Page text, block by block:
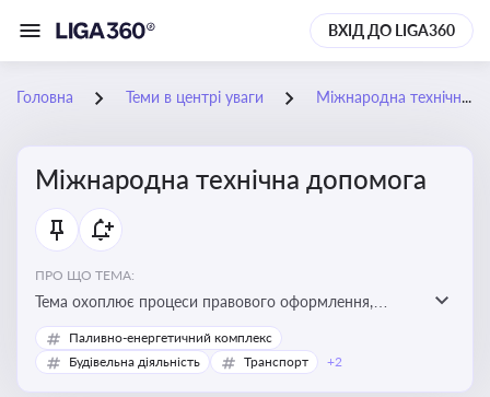
ВХІД ДО LIGA360
Головна Теми в центрі уваги Міжнародна технічна допомога
Міжнародна технічна допомога
ПРО ЩО ТЕМА:
Тема охоплює процеси правового оформлення,
адміністрування і контролю технічної допомоги, що
надається Україні з-за кордону, і є критично
Паливно-енергетичний комплекс
Будівельна діяльність
Транспорт +2